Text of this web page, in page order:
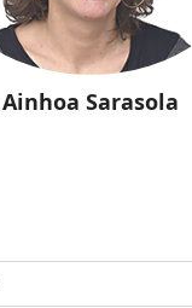
Ainhoa Sarasola